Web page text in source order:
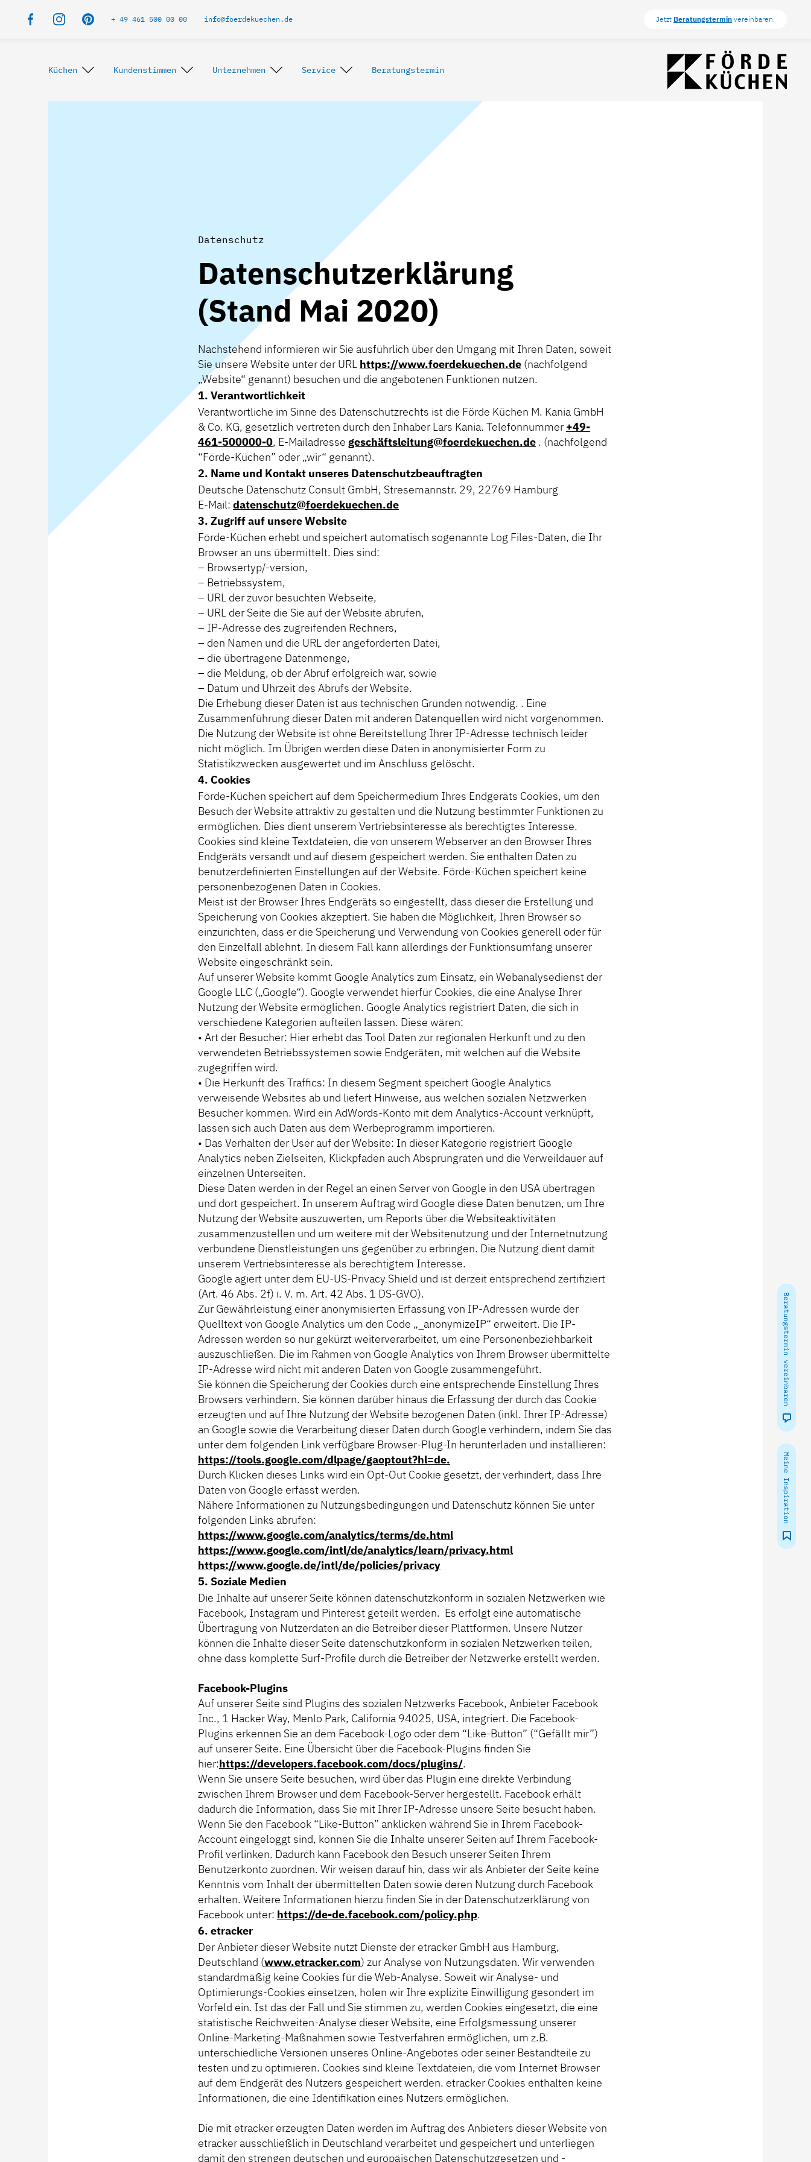
+ 49 461 500 00 00 info@foerdekuechen.de Jetzt Beratungstermin vereinbaren.
Küchen Kundenstimmen Unternehmen Service Beratungstermin
Beratungstermin vereinbaren
Meine Inspiration
Datenschutz
Datenschutzerklärung
(Stand Mai 2020)
Nachstehend informieren wir Sie ausführlich über den Umgang mit Ihren Daten, soweit
Sie unsere Website unter der URL https://www.foerdekuechen.de (nachfolgend
„Website“ genannt) besuchen und die angebotenen Funktionen nutzen.
1. Verantwortlichkeit
Verantwortliche im Sinne des Datenschutzrechts ist die Förde Küchen M. Kania GmbH
& Co. KG, gesetzlich vertreten durch den Inhaber Lars Kania. Telefonnummer+49-
461-500000-0, E-Mailadresse geschäftsleitung@foerdekuechen.de . (nachfolgend
“Förde-Küchen” oder „wir“ genannt).
2. Name und Kontakt unseres Datenschutzbeauftragten
Deutsche Datenschutz Consult GmbH, Stresemannstr. 29, 22769 Hamburg
E-Mail: datenschutz@foerdekuechen.de
3. Zugriff auf unsere Website
Förde-Küchen erhebt und speichert automatisch sogenannte Log Files-Daten, die Ihr
Browser an uns übermittelt. Dies sind:
– Browsertyp/-version,
– Betriebssystem,
– URL der zuvor besuchten Webseite,
– URL der Seite die Sie auf der Website abrufen,
– IP-Adresse des zugreifenden Rechners,
– den Namen und die URL der angeforderten Datei,
– die übertragene Datenmenge,
– die Meldung, ob der Abruf erfolgreich war, sowie
– Datum und Uhrzeit des Abrufs der Website.
Die Erhebung dieser Daten ist aus technischen Gründen notwendig. . Eine
Zusammenführung dieser Daten mit anderen Datenquellen wird nicht vorgenommen.
Die Nutzung der Website ist ohne Bereitstellung Ihrer IP-Adresse technisch leider
nicht möglich. Im Übrigen werden diese Daten in anonymisierter Form zu
Statistikzwecken ausgewertet und im Anschluss gelöscht.
4. Cookies
Förde-Küchen speichert auf dem Speichermedium Ihres Endgeräts Cookies, um den
Besuch der Website attraktiv zu gestalten und die Nutzung bestimmter Funktionen zu
ermöglichen. Dies dient unserem Vertriebsinteresse als berechtigtes Interesse.
Cookies sind kleine Textdateien, die von unserem Webserver an den Browser Ihres
Endgeräts versandt und auf diesem gespeichert werden. Sie enthalten Daten zu
benutzerdefinierten Einstellungen auf der Website. Förde-Küchen speichert keine
personenbezogenen Daten in Cookies.
Meist ist der Browser Ihres Endgeräts so eingestellt, dass dieser die Erstellung und
Speicherung von Cookies akzeptiert. Sie haben die Möglichkeit, Ihren Browser so
einzurichten, dass er die Speicherung und Verwendung von Cookies generell oder für
den Einzelfall ablehnt. In diesem Fall kann allerdings der Funktionsumfang unserer
Website eingeschränkt sein.
Auf unserer Website kommt Google Analytics zum Einsatz, ein Webanalysedienst der
Google LLC („Google“). Google verwendet hierfür Cookies, die eine Analyse Ihrer
Nutzung der Website ermöglichen. Google Analytics registriert Daten, die sich in
verschiedene Kategorien aufteilen lassen. Diese wären:
• Art der Besucher: Hier erhebt das Tool Daten zur regionalen Herkunft und zu den
verwendeten Betriebssystemen sowie Endgeräten, mit welchen auf die Website
zugegriffen wird.
• Die Herkunft des Traffics: In diesem Segment speichert Google Analytics
verweisende Websites ab und liefert Hinweise, aus welchen sozialen Netzwerken
Besucher kommen. Wird ein AdWords-Konto mit dem Analytics-Account verknüpft,
lassen sich auch Daten aus dem Werbeprogramm importieren.
• Das Verhalten der User auf der Website: In dieser Kategorie registriert Google
Analytics neben Zielseiten, Klickpfaden auch Absprungraten und die Verweildauer auf
einzelnen Unterseiten.
Diese Daten werden in der Regel an einen Server von Google in den USA übertragen
und dort gespeichert. In unserem Auftrag wird Google diese Daten benutzen, um Ihre
Nutzung der Website auszuwerten, um Reports über die Websiteaktivitäten
zusammenzustellen und um weitere mit der Websitenutzung und der Internetnutzung
verbundene Dienstleistungen uns gegenüber zu erbringen. Die Nutzung dient damit
unserem Vertriebsinteresse als berechtigtem Interesse.
Google agiert unter dem EU-US-Privacy Shield und ist derzeit entsprechend zertifiziert
(Art. 46 Abs. 2f) i. V. m. Art. 42 Abs. 1 DS-GVO).
Zur Gewährleistung einer anonymisierten Erfassung von IP-Adressen wurde der
Quelltext von Google Analytics um den Code „_anonymizeIP“ erweitert. Die IP-
Adressen werden so nur gekürzt weiterverarbeitet, um eine Personenbeziehbarkeit
auszuschließen. Die im Rahmen von Google Analytics von Ihrem Browser übermittelte
IP-Adresse wird nicht mit anderen Daten von Google zusammengeführt.
Sie können die Speicherung der Cookies durch eine entsprechende Einstellung Ihres
Browsers verhindern. Sie können darüber hinaus die Erfassung der durch das Cookie
erzeugten und auf Ihre Nutzung der Website bezogenen Daten (inkl. Ihrer IP-Adresse)
an Google sowie die Verarbeitung dieser Daten durch Google verhindern, indem Sie das
unter dem folgenden Link verfügbare Browser-Plug-In herunterladen und installieren:
https://tools.google.com/dlpage/gaoptout?hl=de.
Durch Klicken dieses Links wird ein Opt-Out Cookie gesetzt, der verhindert, dass Ihre
Daten von Google erfasst werden.
Nähere Informationen zu Nutzungsbedingungen und Datenschutz können Sie unter
folgenden Links abrufen:
https://www.google.com/analytics/terms/de.html
https://www.google.com/intl/de/analytics/learn/privacy.html
https://www.google.de/intl/de/policies/privacy
5. Soziale Medien
Die Inhalte auf unserer Seite können datenschutzkonform in sozialen Netzwerken wie
Facebook, Instagram und Pinterest geteilt werden. Es erfolgt eine automatische
Übertragung von Nutzerdaten an die Betreiber dieser Plattformen. Unsere Nutzer
können die Inhalte dieser Seite datenschutzkonform in sozialen Netzwerken teilen,
ohne dass komplette Surf-Profile durch die Betreiber der Netzwerke erstellt werden.
Facebook-Plugins
Auf unserer Seite sind Plugins des sozialen Netzwerks Facebook, Anbieter Facebook
Inc., 1 Hacker Way, Menlo Park, California 94025, USA, integriert. Die Facebook-
Plugins erkennen Sie an dem Facebook-Logo oder dem “Like-Button” (“Gefällt mir”)
auf unserer Seite. Eine Übersicht über die Facebook-Plugins finden Sie
hier:https://developers.facebook.com/docs/plugins/.
Wenn Sie unsere Seite besuchen, wird über das Plugin eine direkte Verbindung
zwischen Ihrem Browser und dem Facebook-Server hergestellt. Facebook erhält
dadurch die Information, dass Sie mit Ihrer IP-Adresse unsere Seite besucht haben.
Wenn Sie den Facebook “Like-Button” anklicken während Sie in Ihrem Facebook-
Account eingeloggt sind, können Sie die Inhalte unserer Seiten auf Ihrem Facebook-
Profil verlinken. Dadurch kann Facebook den Besuch unserer Seiten Ihrem
Benutzerkonto zuordnen. Wir weisen darauf hin, dass wir als Anbieter der Seite keine
Kenntnis vom Inhalt der übermittelten Daten sowie deren Nutzung durch Facebook
erhalten. Weitere Informationen hierzu finden Sie in der Datenschutzerklärung von
Facebook unter: https://de-de.facebook.com/policy.php.
6. etracker
Der Anbieter dieser Website nutzt Dienste der etracker GmbH aus Hamburg,
Deutschland (www.etracker.com) zur Analyse von Nutzungsdaten. Wir verwenden
standardmäßig keine Cookies für die Web-Analyse. Soweit wir Analyse- und
Optimierungs-Cookies einsetzen, holen wir Ihre explizite Einwilligung gesondert im
Vorfeld ein. Ist das der Fall und Sie stimmen zu, werden Cookies eingesetzt, die eine
statistische Reichweiten-Analyse dieser Website, eine Erfolgsmessung unserer
Online-Marketing-Maßnahmen sowie Testverfahren ermöglichen, um z.B.
unterschiedliche Versionen unseres Online-Angebotes oder seiner Bestandteile zu
testen und zu optimieren. Cookies sind kleine Textdateien, die vom Internet Browser
auf dem Endgerät des Nutzers gespeichert werden. etracker Cookies enthalten keine
Informationen, die eine Identifikation eines Nutzers ermöglichen.
Die mit etracker erzeugten Daten werden im Auftrag des Anbieters dieser Website von
etracker ausschließlich in Deutschland verarbeitet und gespeichert und unterliegen
damit den strengen deutschen und europäischen Datenschutzgesetzen und -